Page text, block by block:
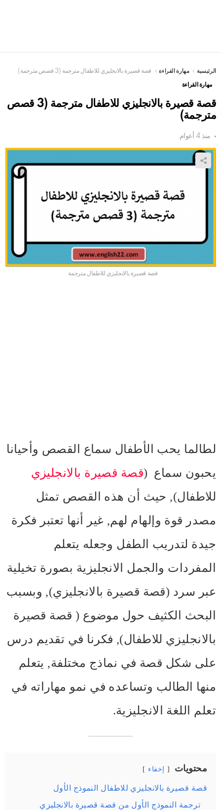
You are here:
الرئيسية مهارة القراءة قصة قصيرة بالانجليزي للاطفال مترجمة (3 قصص مترجمة)
مهارة القراءة
قصة قصيرة بالانجليزي للاطفال مترجمة (3 قصص
مترجمة)
منذ 4 أعوام
قصة قصيرة بالانجليزي للاطفال مترجمة
لطالما يحب الأطفال سماع القصص وأحيانا
يحبون سماع (قصة قصيرة بالانجليزي
للاطفال), حيث أن هذه القصص تمثل
مصدر قوة وإلهام لهم, غير أنها تعتبر فكرة
جيدة لتدريب الطفل وجعله يتعلم
المفردات والجمل الانجليزية بصورة تخيلية
عبر سرد (قصة قصيرة بالانجليزي), وبسبب
البحث الكثيف حول موضوع ( قصة قصيرة
بالانجليزي للاطفال), فكرنا في تقديم درس
على شكل قصة في نماذج مختلفة, يتعلم
منها الطالب وتساعده في نمو مهاراته في
تعلم اللغة الانجليزية.
محتويات إخفاء
قصة قصيرة بالانجليزي للاطفال النموذج الأول
ترجمة النموذج الأول من قصة قصيرة بالانجليزي